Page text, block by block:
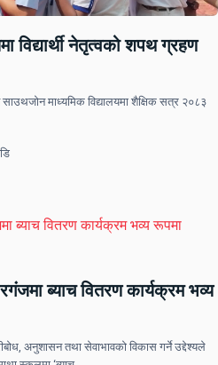
विद्यार्थी नेतृत्वको शपथ ग्रहण
माध्यमिक विद्यालयमा शैक्षिक सत्र २०८३
ब्याच वितरण कार्यक्रम भव्य
अनुशासन तथा सेवाभावको विकास गर्ने उद्देश्यले